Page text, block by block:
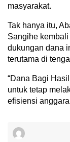
masyarakat.
Tak hanya itu,
Sangihe
dukungan dana
terutama di
“Dana Bagi
untuk tetap
efisiensi